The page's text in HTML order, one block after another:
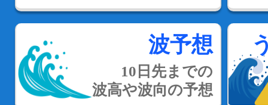
波予想
10日先までの
波高や波向の予想